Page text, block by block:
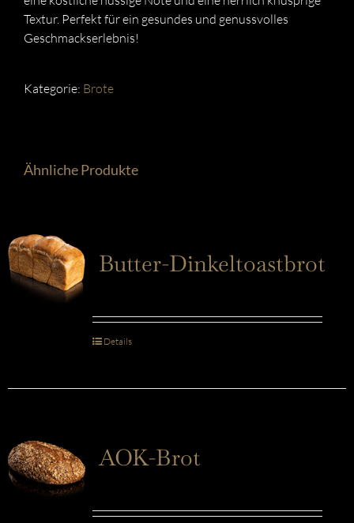
Textur. Perfekt für ein gesundes und genussvolles
Geschmackserlebnis!
Kategorie: Brote
Ähnliche Produkte
Butter-Dinkeltoastbrot
Details
AOK-Brot